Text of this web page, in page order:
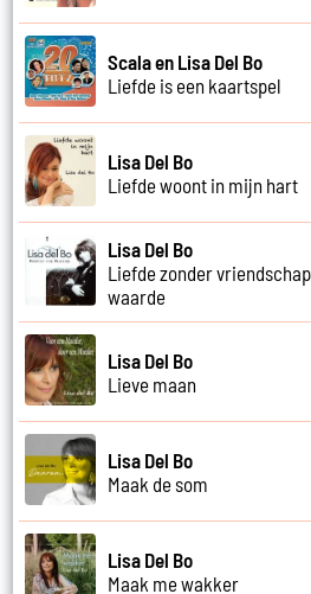
Scala en Lisa Del Bo
Liefde is een kaartspel
Lisa Del Bo
Liefde woont in mijn hart
Lisa Del Bo
Liefde zonder
waarde
Lisa Del Bo
Lieve maan
Lisa Del Bo
Maak de som
Lisa Del Bo
Maak me wakker